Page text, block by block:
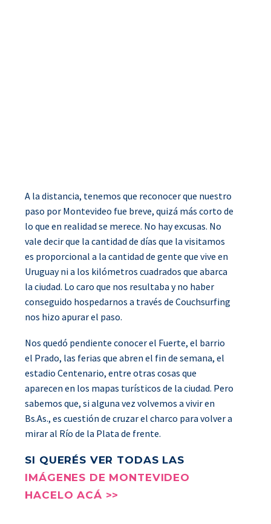
A la distancia, tenemos que reconocer que nuestro
paso por Montevideo fue breve, quizá más corto de
lo que en realidad se merece. No hay excusas. No
vale decir que la cantidad de días que la visitamos
es proporcional a la cantidad de gente que vive en
Uruguay ni a los kilómetros cuadrados que abarca
la ciudad. Lo caro que nos resultaba y no haber
conseguido hospedarnos a través de Couchsurfing
nos hizo apurar el paso.
Nos quedó pendiente conocer el Fuerte, el barrio
el Prado, las ferias que abren el fin de semana, el
estadio Centenario, entre otras cosas que
aparecen en los mapas turísticos de la ciudad. Pero
sabemos que, si alguna vez volvemos a vivir en
Bs.As., es cuestión de cruzar el charco para volver a
mirar al Río de la Plata de frente.
SI QUERÉS VER TODAS LAS
IMÁGENES DE MONTEVIDEO
HACELO ACÁ >>